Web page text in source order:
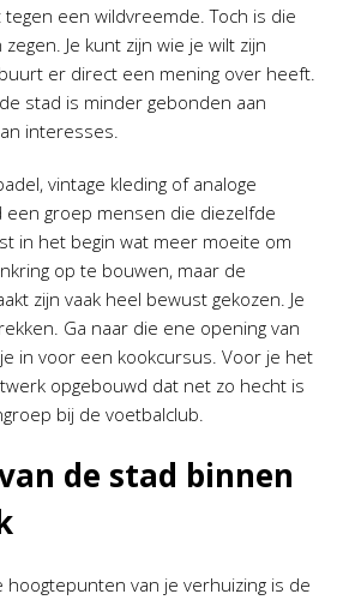
tegen een wildvreemde. Toch is die
Je kunt zijn wie je wilt zijn
er direct een mening over heeft.
stad is minder gebonden aan
interesses.
vintage kleding of analoge
een groep mensen die diezelfde
in het begin wat meer moeite om
op te bouwen, maar de
zijn vaak heel bewust gekozen. Je
Ga naar die ene opening van
in voor een kookcursus. Voor je het
opgebouwd dat net zo hecht is
bij de voetbalclub.
de stad binnen
hoogtepunten van je verhuizing is de